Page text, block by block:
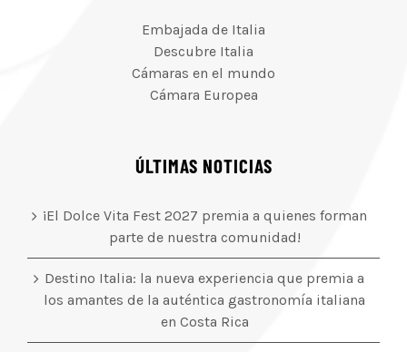
Embajada de Italia
Descubre Italia
Cámaras en el mundo
Cámara Europea
ÚLTIMAS NOTICIAS
¡El Dolce Vita Fest 2027 premia a quienes forman
parte de nuestra comunidad!
Destino Italia: la nueva experiencia que premia a
los amantes de la auténtica gastronomía italiana
en Costa Rica